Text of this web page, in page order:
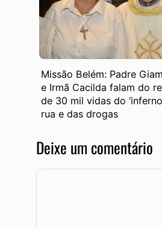
Missão Belém: Padre
e Irmã Cacilda falam do
de 30 mil vidas do
rua e das drogas
Deixe um comentário
Comentário